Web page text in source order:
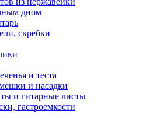
дном
скребки
и теста
и насадки
и гитарные листы
гастроемкости